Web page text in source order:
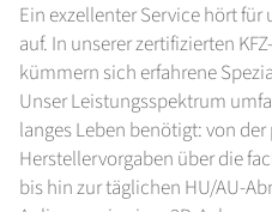
Ein exzellenter Service hört
auf. In unserer zertifizierten
kümmern sich erfahrene
Unser Leistungsspektrum
langes Leben benötigt: von
Herstellervorgaben über die
bis hin zur täglichen HU/AU-